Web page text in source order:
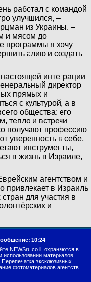
работал с командой
улучшился, –
из Украины. –
и мясом до
программы я хочу
алию и создать
интеграции
директор
прямых и
с культурой, а в
общества: его
тепло и встречи
получают профессию
уверенность в себе,
инструменты,
в жизнь в Израиле,
агентством и
привлекает в Израиль
для участия в
и
10:24
NEWSru.co.il, охраняются в
использовании материалов
Перепечатка эксклюзивных
фотоматериалов агентств